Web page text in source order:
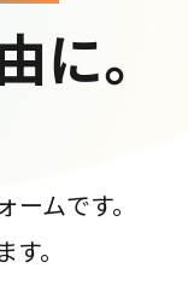
に。
ムです。
。